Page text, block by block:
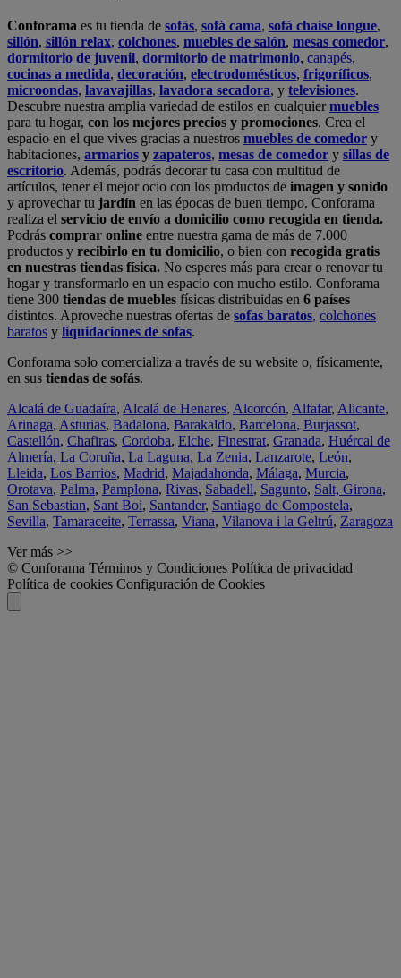
Conforama es tu tienda de sofás, sofá cama, sofá chaise longue,
sillón, sillón relax, colchones, muebles de salón, mesas comedor,
dormitorio de juvenil, dormitorio de matrimonio, canapés,
cocinas a medida, decoración, electrodomésticos, frigoríficos,
microondas, lavavajillas, lavadora secadora, y televisiones.
Descubre nuestra amplia variedad de estilos en cualquiermuebles
para tu hogar, con los mejores precios y promociones. Crea el
espacio en el que vives gracias a nuestros muebles de comedor y
habitaciones, armarios y zapateros, mesas de comedor y sillas de
escritorio. Además, podrás decorar tu casa con multitud de
artículos, tener el mejor ocio con los productos de imagen y sonido
y aprovechar tu jardín en las épocas de buen tiempo. Conforama
realiza el servicio de envío a domicilio como recogida en tienda.
Podrás comprar online entre nuestra gama de más de 7.000
productos y recibirlo en tu domicilio, o bien con recogida gratis
en nuestras tiendas física. No esperes más para crear o renovar tu
hogar y transformarlo en un espacio con mucho estilo. Conforama
tiene 300 tiendas de muebles físicas distribuidas en 6 países
distintos. Aproveche nuestras ofertas de sofas baratos, colchones
baratos y liquidaciones de sofas.
Conforama solo comercializa a través de su website o, físicamente,
en sus tiendas de sofás.
Alcalá de Guadaíra, Alcalá de Henares, Alcorcón, Alfafar, Alicante,
Arinaga, Asturias, Badalona, Barakaldo, Barcelona, Burjassot,
Castellón, Chafiras, Cordoba, Elche, Finestrat, Granada, Huércal de
Almería, La Coruña, La Laguna, La Zenia, Lanzarote, León,
Lleida, Los Barrios, Madrid, Majadahonda, Málaga, Murcia,
Orotava, Palma, Pamplona, Rivas, Sabadell, Sagunto, Salt, Girona,
San Sebastian, Sant Boi, Santander, Santiago de Compostela,
Sevilla, Tamaraceite, Terrassa, Viana, Vilanova i la Geltrú, Zaragoza
Ver más >>
© Conforama Términos y Condiciones Política de privacidad
Política de cookies Configuración de Cookies